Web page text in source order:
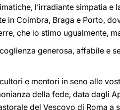
l’irradiante simpatia e
in Coimbra, Braga e Porto,
che io stimo ugualmente,
generosa, affabile e
e mentori in seno alle
della fede, data dagli
del Vescovo di Roma a